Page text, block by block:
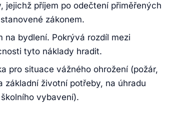
příjem po odečtení přiměřených
zákonem.
bydlení. Pokrývá rozdíl mezi
tyto náklady hradit.
pro situace vážného ohrožení (požár,
základní životní potřeby, na úhradu
vybavení).